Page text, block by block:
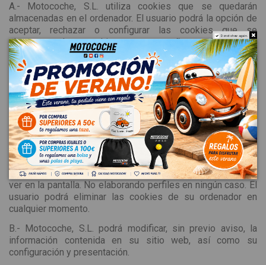
A.- Motocoche, S.L. utiliza cookies que se quedarán
almacenadas en el ordenador. El usuario podrá la opción de
aceptar, rechazar o configurar las cookies que se
almacenan. Las cookies son pequeños archivos que
nuestro ordenador envía al suyo, pero que no nos
proporcionan información ni sobre su nombre, ni sobre
cualquier dato de carácter personal suyo. Cuando el usuario
se encuentre navegando por las páginas web de
Motocoche, S.L. el servidor donde se encuentra alojada
reconoce automáticamente la dirección IP de su ordenador,
el día y la hora en la que comienza la visita, en la que
abandona la visita, así como información sobre las distintas
secciones consultadas. Es necesario que el servidor
conozca estos datos para poder comunicarse y enviarle la
petición realizada y que a través del navegador se pueda
ver en la pantalla. No elaborando perfiles en ningún caso. El
usuario podrá eliminar las cookies de su ordenador en
cualquier momento.
B.- Motocoche, S.L. podrá modificar, sin previo aviso, la
información contenida en su sitio web, así como su
configuración y presentación.
Do not show again.